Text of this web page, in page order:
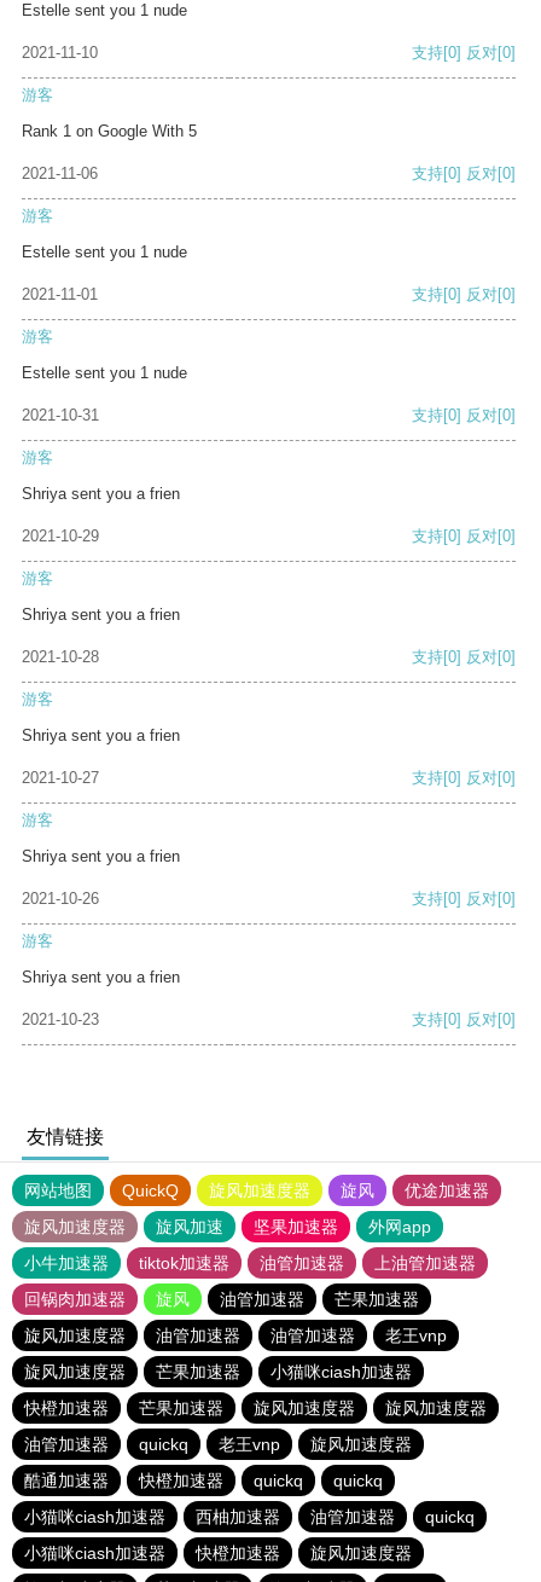
Estelle sent you 1 nude
2021-11-10 支持[0] 反对[0]
游客
Rank 1 on Google With 5
2021-11-06 支持[0] 反对[0]
游客
Estelle sent you 1 nude
2021-11-01 支持[0] 反对[0]
游客
Estelle sent you 1 nude
2021-10-31 支持[0] 反对[0]
游客
Shriya sent you a frien
2021-10-29 支持[0] 反对[0]
游客
Shriya sent you a frien
2021-10-28 支持[0] 反对[0]
游客
Shriya sent you a frien
2021-10-27 支持[0] 反对[0]
游客
Shriya sent you a frien
2021-10-26 支持[0] 反对[0]
游客
Shriya sent you a frien
2021-10-23 支持[0] 反对[0]
友情链接
网站地图 QuickQ 旋风加速度器 旋风
优途加速器
旋风加速度器
旋风加速 坚果加速器
外网app
小牛加速器
tiktok加速器 油管加速器
上油管加速器
回锅肉加速器
旋风 油管加速器
芒果加速器
旋风加速度器
油管加速器 油管加速器
老王vnp
旋风加速度器
芒果加速器
小猫咪ciash加速器
快橙加速器
芒果加速器 旋风加速度器
旋风加速度器
油管加速器
quickq 老王vnp
旋风加速度器
酷通加速器
快橙加速器 quickq
quickq
小猫咪ciash加速器
西柚加速器 油管加速器
quickq
小猫咪ciash加速器
快橙加速器
旋风加速度器